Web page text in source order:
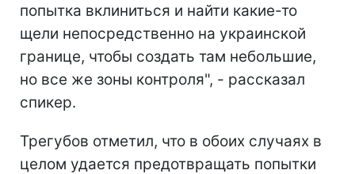
попытка вклиниться и найти какие-то
щели непосредственно на украинской
границе, чтобы создать там небольшие,
но все же зоны контроля", - рассказал
спикер.
Трегубов отметил, что в обоих случаях в
целом удается предотвращать попытки